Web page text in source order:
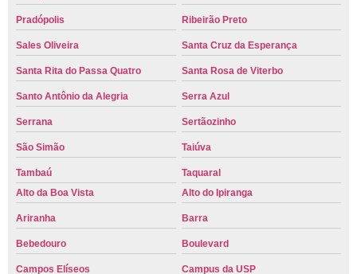
Pradópolis Ribeirão Preto
Sales Oliveira Santa Cruz da Esperança
Santa Rita do Passa Quatro Santa Rosa de Viterbo
Santo Antônio da Alegria Serra Azul
Serrana Sertãozinho
São Simão Taiúva
Tambaú
Taquaral
Alto da Boa Vista
Alto do Ipiranga
Ariranha Barra
Bebedouro Boulevard
Campos Elíseos Campus da USP